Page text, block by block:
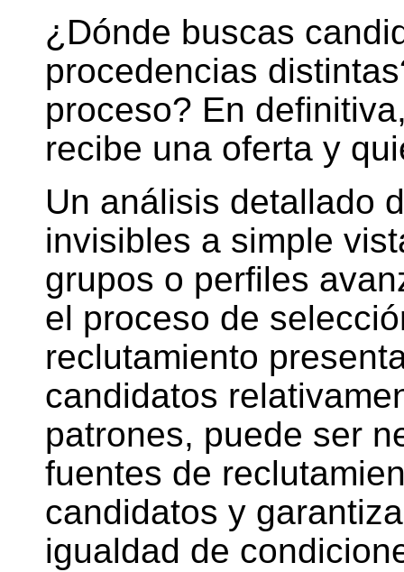
¿Dónde buscas
procedencias
proceso? En
recibe una oferta y
Un análisis detallado
invisibles a simple
grupos o perfiles
el proceso de
reclutamiento
candidatos
patrones, puede ser
fuentes de
candidatos y
igualdad de